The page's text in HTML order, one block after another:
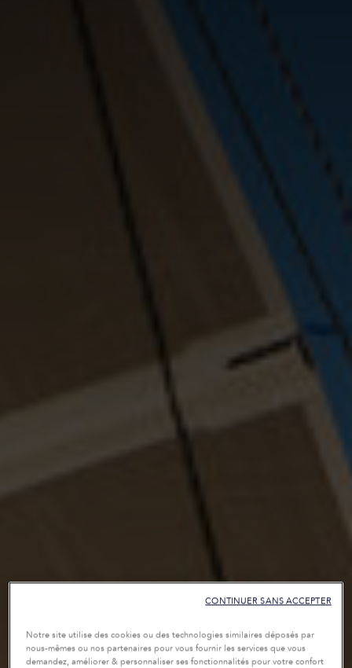
Notre site utilise des cookies ou des technologies similaires déposés par
nous-mêmes ou nos partenaires pour vous fournir les services que vous
demandez, améliorer & personnaliser ses fonctionnalités pour votre confort
CONTINUER SANS ACCEPTER